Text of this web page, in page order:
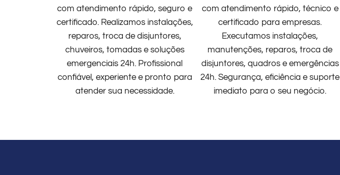
com atendimento rápido, seguro e
certificado. Realizamos instalações,
reparos, troca de disjuntores,
chuveiros, tomadas e soluções
emergenciais 24h. Profissional
confiável, experiente e pronto para
atender sua necessidade.
com atendimento rápido, técnico e
certificado para empresas.
Executamos instalações,
manutenções, reparos, troca de
disjuntores, quadros e emergências
24h. Segurança, eficiência e suporte
imediato para o seu negócio.